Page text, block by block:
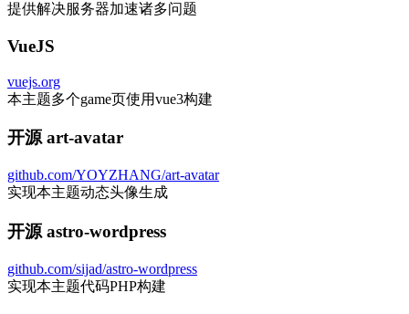
提供解决服务器加速诸多问题
VueJS
vuejs.org
本主题多个game页使用vue3构建
开源 art-avatar
github.com/YOYZHANG/art-avatar
实现本主题动态头像生成
开源 astro-wordpress
github.com/sijad/astro-wordpress
实现本主题代码PHP构建